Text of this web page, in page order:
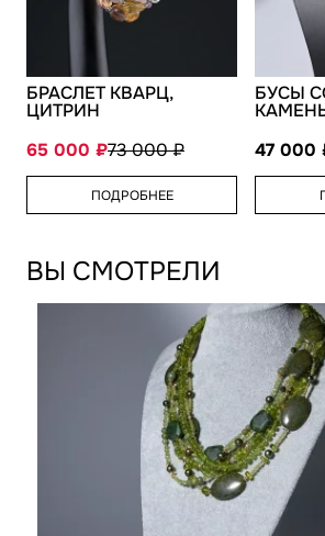
БРАСЛЕТ КВАРЦ,
ЦИТРИН
65 000
73 000
ПОДРОБНЕЕ
БУСЫ
47 000
ВЫ СМОТРЕЛИ